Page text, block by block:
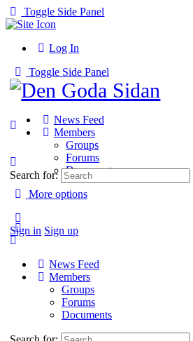
Toggle Side Panel
Log In
Toggle Side Panel
News Feed
Members
Groups
Forums
Documents
More options
Sign in Sign up
Search for:
News Feed
Members
Groups
Forums
Documents